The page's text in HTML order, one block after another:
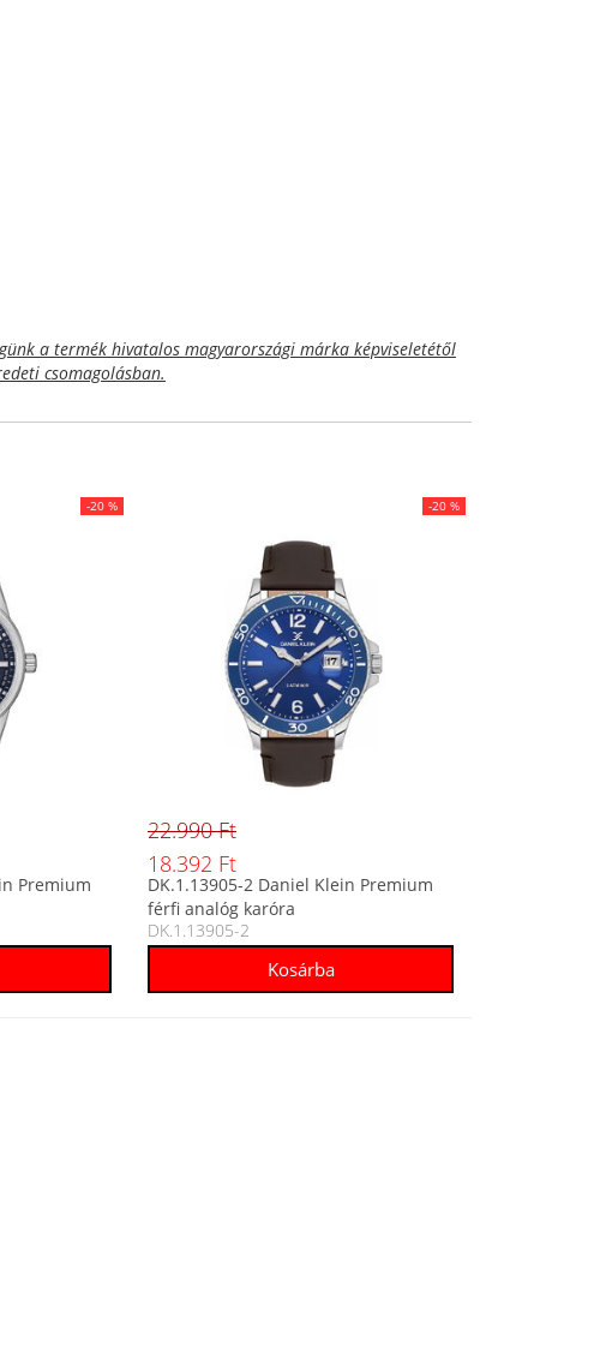
a termék hivatalos magyarországi márka képviseletétől
csomagolásban.
-20 %
Premium
-20 %
22.990 Ft
18.392 Ft
DK.1.13905-2 Daniel Klein Premium
férfi analóg karóra
DK.1.13905-2